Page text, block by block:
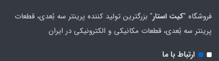
فروشگاه "کیت استار" بزرگترین تولید کننده پرینتر سه بُعدی، قطعات
پرینتر سه بُعدی، قطعات مکانیکی و الکترونیکی در ایران
ارتباط با ما